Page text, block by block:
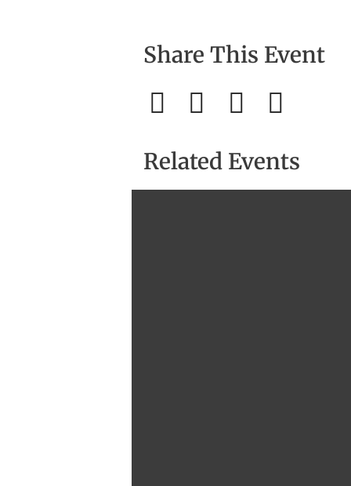
Share This Event
Related Events